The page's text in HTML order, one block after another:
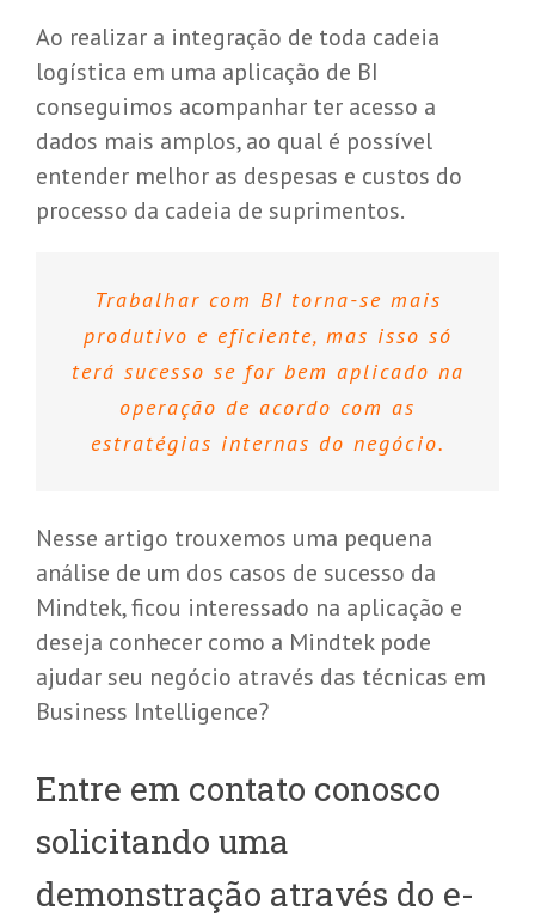
Ao realizar a integração de toda cadeia
logística em uma aplicação de BI
conseguimos acompanhar ter acesso a
dados mais amplos, ao qual é possível
entender melhor as despesas e custos do
processo da cadeia de suprimentos.
Trabalhar com BI torna-se mais
produtivo e eficiente, mas isso só
terá sucesso se for bem aplicado na
operação de acordo com as
estratégias internas do negócio.
Nesse artigo trouxemos uma pequena
análise de um dos casos de sucesso da
Mindtek, ficou interessado na aplicação e
deseja conhecer como a Mindtek pode
ajudar seu negócio através das técnicas em
Business Intelligence?
Entre em contato conosco
solicitando uma
demonstração através do e-